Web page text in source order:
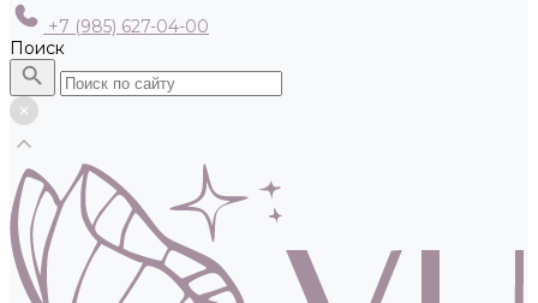
+7 (985) 627-04-00
Поиск